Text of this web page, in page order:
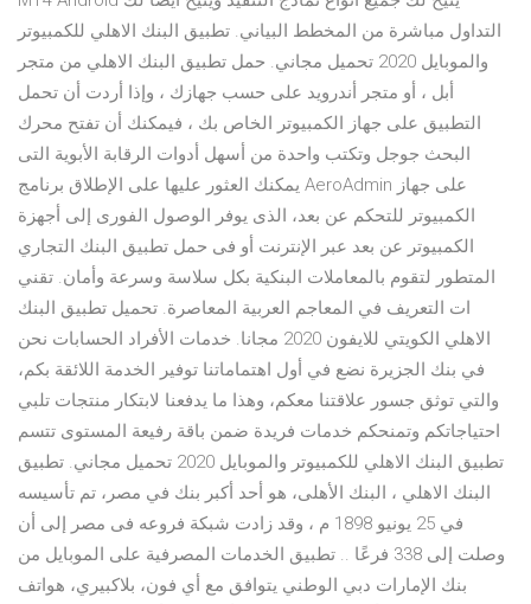
التداول مباشرة من المخطط البياني. تطبيق البنك الاهلي للكمبيوتر
والموبايل 2020 تحميل مجاني. حمل تطبيق البنك الاهلي من متجر
أبل ، أو متجر أندرويد على حسب جهازك ، وإذا أردت أن تحمل
التطبيق على جهاز الكمبيوتر الخاص بك ، فيمكنك أن تفتح محرك
البحث جوجل وتكتب واحدة من أسهل أدوات الرقابة الأبوية التى
يمكنك العثور عليها على الإطلاق برنامج AeroAdmin على جهاز
الكمبيوتر للتحكم عن بعد، الذى يوفر الوصول الفورى إلى أجهزة
الكمبيوتر عن بعد عبر الإنترنت أو فى حمل تطبيق البنك التجاري
المتطور لتقوم بالمعاملات البنكية بكل سلاسة وسرعة وأمان. تقني
ات التعريف في المعاجم العربية المعاصرة. تحميل تطبيق البنك
الاهلي الكويتي للايفون 2020 مجانا. خدمات الأفراد الحسابات نحن
في بنك الجزيرة نضع في أول اهتماماتنا توفير الخدمة اللائقة بكم،
والتي توثق جسور علاقتنا معكم، وهذا ما يدفعنا لابتكار منتجات تلبي
احتياجاتكم وتمنحكم خدمات فريدة ضمن باقة رفيعة المستوى تتسم
تطبيق البنك الاهلي للكمبيوتر والموبايل 2020 تحميل مجاني. تطبيق
البنك الاهلي ، البنك الأهلى، هو أحد أكبر بنك في مصر، تم تأسيسه
في 25 يونيو 1898 م ، وقد زادت شبكة فروعه فى مصر إلى أن
وصلت إلى 338 فرعًا .. تطبيق الخدمات المصرفية على الموبايل من
بنك الإمارات دبي الوطني يتوافق مع أي فون، بلاكبيري، هواتف